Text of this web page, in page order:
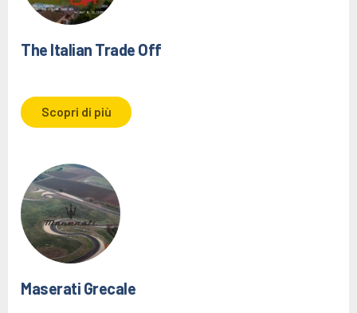
The Italian Trade Off
Scopri di più
Maserati Grecale